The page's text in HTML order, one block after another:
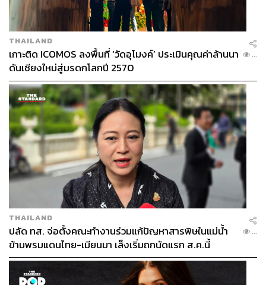
THAILAND
เกาะติด ICOMOS ลงพื้นที่ ‘วัดอุโมงค์’ ประเมินคุณค่าล้านนา
ดันเชียงใหม่สู่มรดกโลกปี 2570
...
THAILAND
ปลัด ทส. จ่อตั้งคณะทำงานร่วมแก้ปัญหาสารพิษในแม่น้ำ
ข้ามพรมแดนไทย-เมียนมา เล็งเริ่มถกนัดแรก ส.ค.นี้
...